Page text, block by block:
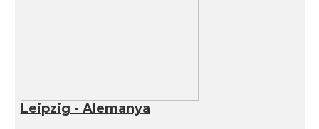
Leipzig - Alemanya